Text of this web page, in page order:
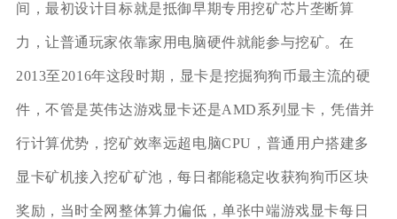
间，最初设计目标就是抵御早期专用挖矿芯片垄断算
力，让普通玩家依靠家用电脑硬件就能参与挖矿。在
2013至2016年这段时期，显卡是挖掘狗狗币最主流的硬
件，不管是英伟达游戏显卡还是AMD系列显卡，凭借并
行计算优势，挖矿效率远超电脑CPU，普通用户搭建多
显卡矿机接入挖矿矿池，每日都能稳定收获狗狗币区块
奖励，当时全网整体算力偏低，单张中端游戏显卡每日